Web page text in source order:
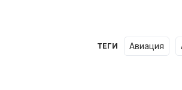
ТЕГИ авиация